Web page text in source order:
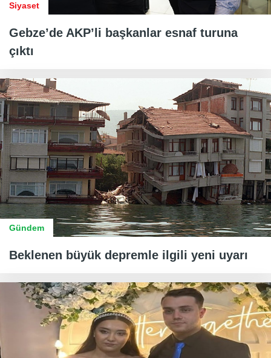
Siyaset
Gebze’de AKP’li başkanlar esnaf turuna
çıktı
Gündem
Beklenen büyük depremle ilgili yeni uyarı